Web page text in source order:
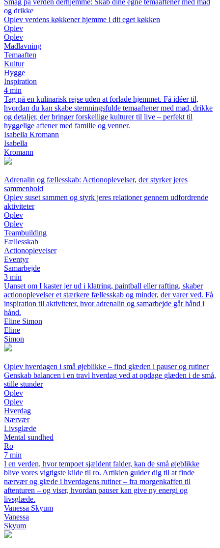
og drikke
Oplev verdens køkkener hjemme i dit eget køkken
Oplev
Oplev
Madlavning
Temaaften
Kultur
Hygge
Inspiration
4 min
Tag på en kulinarisk rejse uden at forlade hjemmet. Få idéer til,
hvordan du kan skabe stemningsfulde temaaftener med mad, drikke
og detaljer, der bringer forskellige kulturer til live – perfekt til
hyggelige aftener med familie og venner.
Isabella Kromann
Isabella
Kromann
Adrenalin og fællesskab: Actionoplevelser, der styrker jeres
sammenhold
Oplev suset sammen og styrk jeres relationer gennem udfordrende
aktiviteter
Oplev
Oplev
Teambuilding
Fællesskab
Actionoplevelser
Eventyr
Samarbejde
3 min
Uanset om I kaster jer ud i klatring, paintball eller rafting, skaber
actionoplevelser et stærkere fællesskab og minder, der varer ved. Få
inspiration til aktiviteter, hvor adrenalin og samarbejde går hånd i
hånd.
Eline Simon
Eline
Simon
Oplev hverdagen i små øjeblikke – find glæden i pauser og rutiner
Genskab balancen i en travl hverdag ved at opdage glæden i de små,
stille stunder
Oplev
Oplev
Hverdag
Nærvær
Livsglæde
Mental sundhed
Ro
7 min
I en verden, hvor tempoet sjældent falder, kan de små øjeblikke
blive vores vigtigste kilde til ro. Artiklen guider dig til at finde
nærvær og glæde i hverdagens rutiner – fra morgenkaffen til
aftenturen – og viser, hvordan pauser kan give ny energi og
livsglæde.
Vanessa Skyum
Vanessa
Skyum